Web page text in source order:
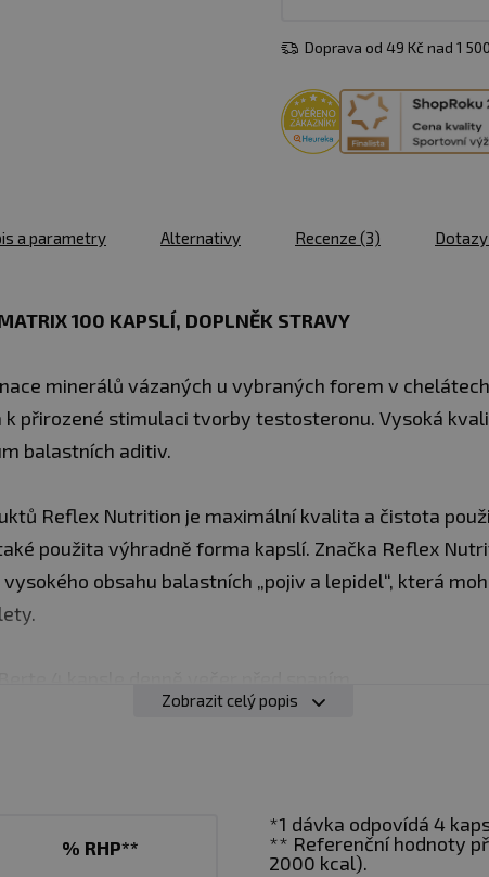
Doprava od 49 Kč nad 1
a parametry Alternativy Recenze (3) Dotazy
100 KAPSLÍ, DOPLNĚK STRAVY
minerálů vázaných u vybraných forem v
k přirozené stimulaci tvorby testosteronu. Vysoká
balastních aditiv.
Reflex Nutrition je maximální kvalita a čistota
použita výhradně forma kapslí. Značka Reflex
obsahu balastních „pojiv a lepidel“, která
Zobrazit celý popis
% RHP**
*1 dávka odpovídá 4
** Referenční hodnoty
2000 kcal).